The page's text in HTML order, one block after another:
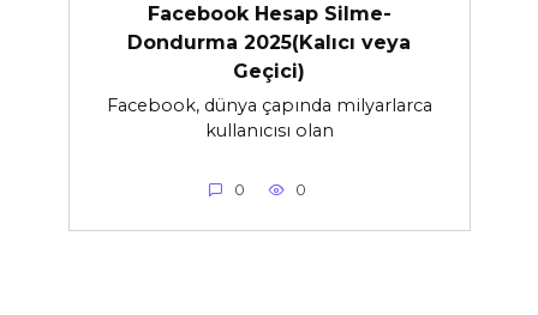
Facebook Hesap Silme-
Dondurma 2025(Kalıcı veya
Geçici)
Facebook, dünya çapında milyarlarca
kullanıcısı olan
0 0